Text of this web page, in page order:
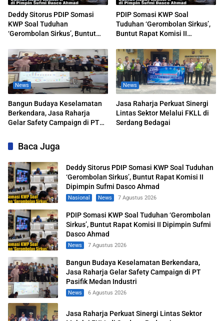
Deddy Sitorus PDIP Somasi
KWP Soal Tuduhan
‘Gerombolan Sirkus’, Buntut
Dasco Ahmad
PDIP Somasi KWP Soal
Tuduhan ‘Gerombolan Sirkus’,
Buntut Rapat Komisi II
News
Bangun Budaya Keselamatan
Berkendara, Jasa Raharja
Gelar Safety Campaign di PT
News
Jasa Raharja Perkuat Sinergi
Lintas Sektor Melalui FKLL di
Serdang Bedagai
Baca Juga
Deddy Sitorus PDIP Somasi KWP Soal Tuduhan
‘Gerombolan Sirkus’, Buntut Rapat Komisi II
Dipimpin Sufmi Dasco Ahmad
Nasional News 7 Agustus 2026
PDIP Somasi KWP Soal Tuduhan ‘Gerombolan
Sirkus’, Buntut Rapat Komisi II Dipimpin Sufmi
Dasco Ahmad
News 7 Agustus 2026
Bangun Budaya Keselamatan Berkendara,
Jasa Raharja Gelar Safety Campaign di PT
Pasifik Medan Industri
News 6 Agustus 2026
Jasa Raharja Perkuat Sinergi Lintas Sektor